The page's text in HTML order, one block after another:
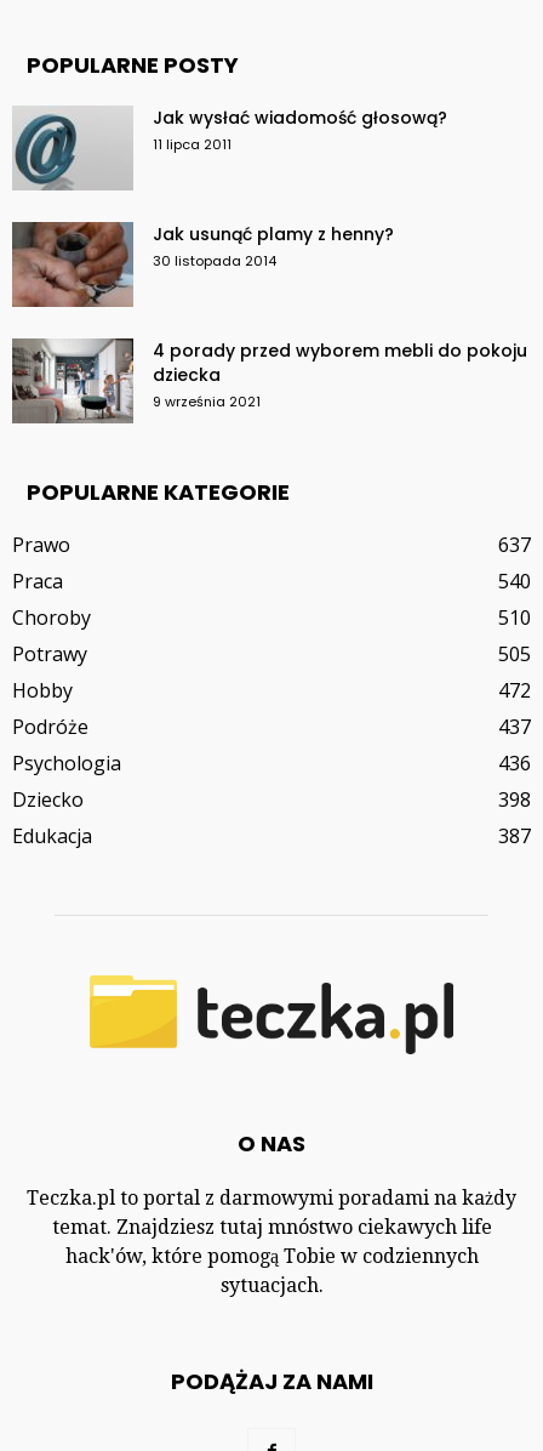
POPULARNE POSTY
Jak wysłać wiadomość głosową?
11 lipca 2011
Jak usunąć plamy z henny?
30 listopada 2014
4 porady przed wyborem mebli do pokoju
dziecka
9 września 2021
POPULARNE KATEGORIE
Prawo
637
Praca
540
Choroby
510
Potrawy
505
Hobby
472
Podróże
437
Psychologia
436
Dziecko
398
Edukacja
387
O NAS
Teczka.pl to portal z darmowymi poradami na każdy
temat. Znajdziesz tutaj mnóstwo ciekawych life
hack'ów, które pomogą Tobie w codziennych
sytuacjach.
PODĄŻAJ ZA NAMI